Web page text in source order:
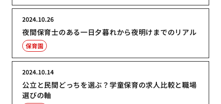
夜間保育士のある一日夕暮れから夜明けまでのリアル
2024.10.26
保育園
公立と民間どっちを選ぶ？学童保育の求人比較と職場
選びの軸
2024.10.14